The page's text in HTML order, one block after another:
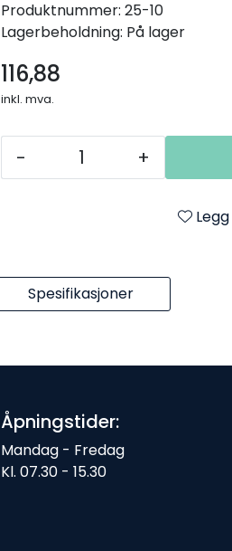
Produktnummer: 25-10
Lagerbeholdning: På lager
116,88
inkl. mva.
- +
Spesifikasjoner
Åpningstider:
Mandag - Fredag
Kl. 07.30 - 15.30